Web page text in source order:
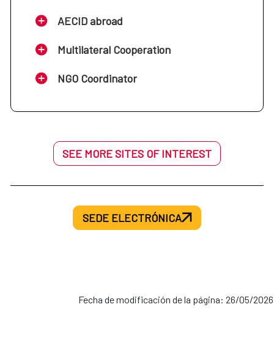
AECID abroad
Multilateral Cooperation
NGO Coordinator
SEE MORE SITES OF INTEREST
SEDE ELECTRÓNICA
Fecha de modificación de la página: 26/05/2026